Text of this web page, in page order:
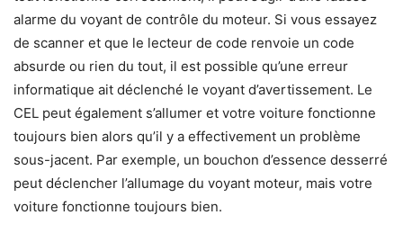
alarme du voyant de contrôle du moteur. Si vous essayez
de scanner et que le lecteur de code renvoie un code
absurde ou rien du tout, il est possible qu’une erreur
informatique ait déclenché le voyant d’avertissement. Le
CEL peut également s’allumer et votre voiture fonctionne
toujours bien alors qu’il y a effectivement un problème
sous-jacent. Par exemple, un bouchon d’essence desserré
peut déclencher l’allumage du voyant moteur, mais votre
voiture fonctionne toujours bien.